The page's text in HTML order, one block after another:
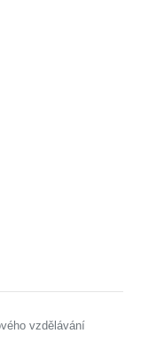
vzdělávání